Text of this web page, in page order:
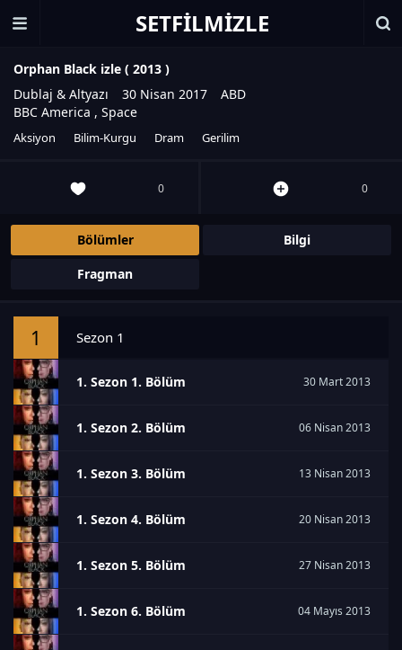
SETFILMIZLE
Orphan Black izle ( 2013 )
Dublaj & Altyazı
30 Nisan 2017
ABD
BBC America , Space
Aksiyon Bilim-Kurgu Dram Gerilim
0 0
Bölümler
Bilgi
Fragman
1 Sezon 1
1. Sezon 1. Bölüm 30 Mart 2013
1. Sezon 2. Bölüm 06 Nisan 2013
1. Sezon 3. Bölüm 13 Nisan 2013
1. Sezon 4. Bölüm 20 Nisan 2013
1. Sezon 5. Bölüm 27 Nisan 2013
1. Sezon 6. Bölüm 04 Mayıs 2013